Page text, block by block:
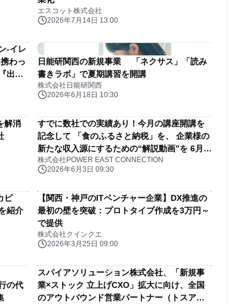
エスコット株式会社
2026年7月14日 13:00
-イレ
わっ
出店
ン
日能研関西の新規事業 「ネクサス」「読み
書きラボ」で夏期講習を開講
株式会社日能研関西
2026年6月18日 10:30
解消
すでに数社での実績あり！今月の講座開講を
記念して 「食のふるさと納税」を、 企業様の
新たな収入源にするための“解説動画”を 6月3
日から無料提供します
株式会社POWER EAST CONNECTION
2026年6月3日 09:30
ビ
紹介
【関西・神戸のITベンチャー企業】DX推進の
最初の壁を突破：プロトタイプ作成を3万円～
で提供
株式会社クインクエ
2026年3月25日 09:00
の代
スパイアソリューション株式会社、「新規事
業×ストック 立上げCXO」拡大に向け、全国
のアウトバウンド営業パートナー（トスアッ